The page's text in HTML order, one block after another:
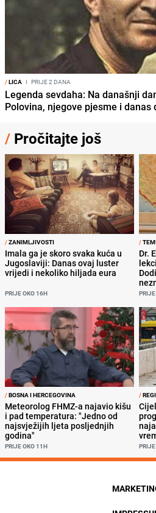
/LICA I PRIJE 2 DANA
Legenda sevdaha: Na današnji
Polovina, njegove pjesme i danas
/ Pročitajte još
/ZANIMLJIVOSTI
Imala ga je skoro svaka kuća u
Jugoslaviji: Danas ovaj luster
vrijedi i nekoliko hiljada eura
PRIJE OKO 16H
/
Dr.
/BOSNA I HERCEGOVINA
Meteorolog FHMZ-a najavio kišu
i pad temperatura: "Jedno od
najsvježijih ljeta posljednjih
godina"
PRIJE OKO 11H
/